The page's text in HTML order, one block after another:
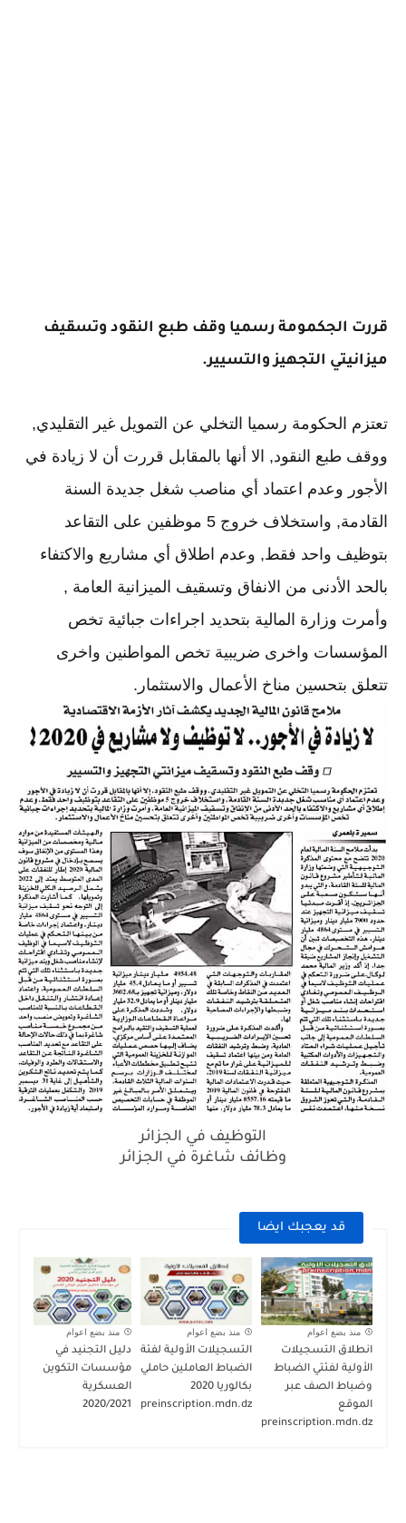
قررت الجكمومة رسميا وقف طبع النقود وتسقيف
ميزانيتي التجهيز والتسيير.
تعتزم الحكومة رسميا التخلي عن التمويل غير التقليدي,
ووقف طبع النقود, الا أنها بالمقابل قررت أن لا زيادة في
الأجور وعدم اعتماد أي مناصب شغل جديدة السنة
القادمة, واستخلاف خروج 5 موظفين على التقاعد
بتوظيف واحد فقط, وعدم اطلاق أي مشاريع والاكتفاء
بالحد الأدنى من الانفاق وتسقيف الميزانية العامة ,
وأمرت وزارة المالية بتحديد اجراءات جبائية تخص
المؤسسات واخرى ضريبية تخص المواطنين واخرى
تتعلق بتحسين مناخ الأعمال والاستثمار.
التوظيف في الجزائر
وظائف شاغرة في الجزائر
قد يعجبك ايضا
منذ بضع اعوام
انطلاق التسجيلات
الأولية لفئتي الضباط
وضباط الصف عبر
الموقع
preinscription.mdn.dz
منذ بضع اعوام
التسجيلات الأولية لفئة
الضباط العاملين حاملي
بكالوريا 2020
preinscription.mdn.dz
منذ بضع اعوام
دليل التجنيد في
مؤسسات التكوين
العسكرية
2020/2021